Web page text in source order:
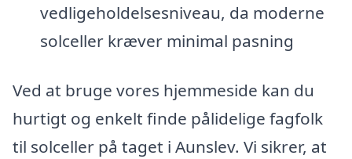
vedligeholdelsesniveau, da moderne
solceller kræver minimal pasning
Ved at bruge vores hjemmeside kan du
hurtigt og enkelt finde pålidelige fagfolk
til solceller på taget i Aunslev. Vi sikrer, at